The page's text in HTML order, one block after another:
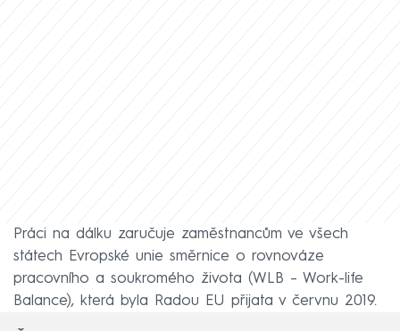
Práci na dálku zaručuje zaměstnancům ve všech
státech Evropské unie směrnice o rovnováze
pracovního a soukromého života (WLB – Work-life
Balance), která byla Radou EU přijata v červnu 2019.